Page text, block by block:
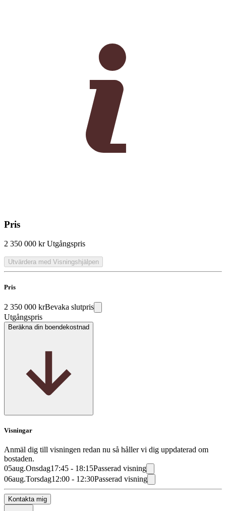
Pris
2 350 000 kr Utgångspris
Utvärdera med Visningshjälpen
Pris
2 350 000 krBevaka slutpris
Utgångspris
Beräkna din boendekostnad
Visningar
Anmäl dig till visningen redan nu så håller vi dig uppdaterad om
bostaden.
05aug.Onsdag17:45 - 18:15Passerad visning
06aug.Torsdag12:00 - 12:30Passerad visning
Kontakta mig